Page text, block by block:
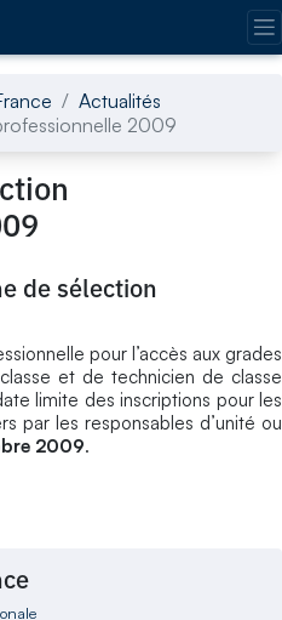
Actualités
2009
de sélection
pour l’accès aux grades
et de technicien de classe
limite des inscriptions pour les
par les responsables d’unité ou
2009.